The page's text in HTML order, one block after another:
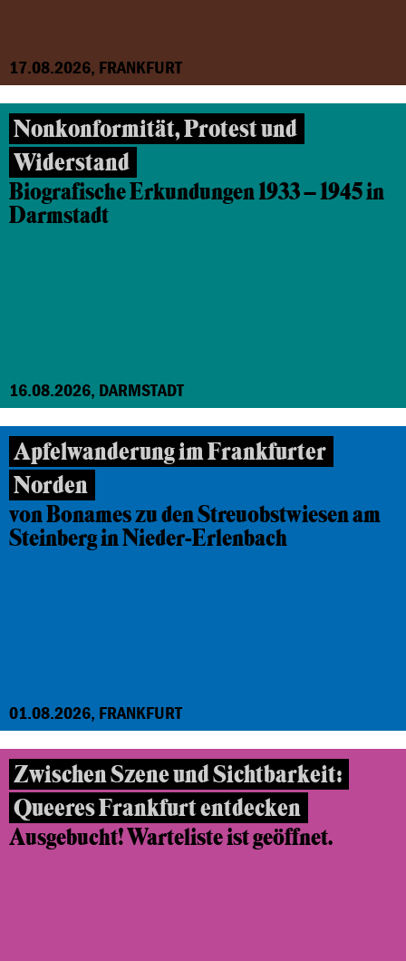
17.08.2026, FRANKFURT
Nonkonformität, Protest und
Widerstand
Biografische Erkundungen 1933 – 1945 in
Darmstadt
16.08.2026, DARMSTADT
Apfelwanderung im Frankfurter
Norden
von Bonames zu den Streuobstwiesen am
Steinberg in Nieder-Erlenbach
01.08.2026, FRANKFURT
Zwischen Szene und Sichtbarkeit:
Queeres Frankfurt entdecken
Ausgebucht! Warteliste ist geöffnet.